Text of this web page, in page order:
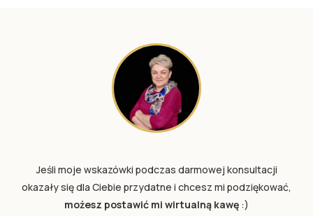
Jeśli moje wskazówki podczas darmowej konsultacji
okazały się dla Ciebie przydatne i chcesz mi podziękować,
możesz postawić mi wirtualną kawę :)